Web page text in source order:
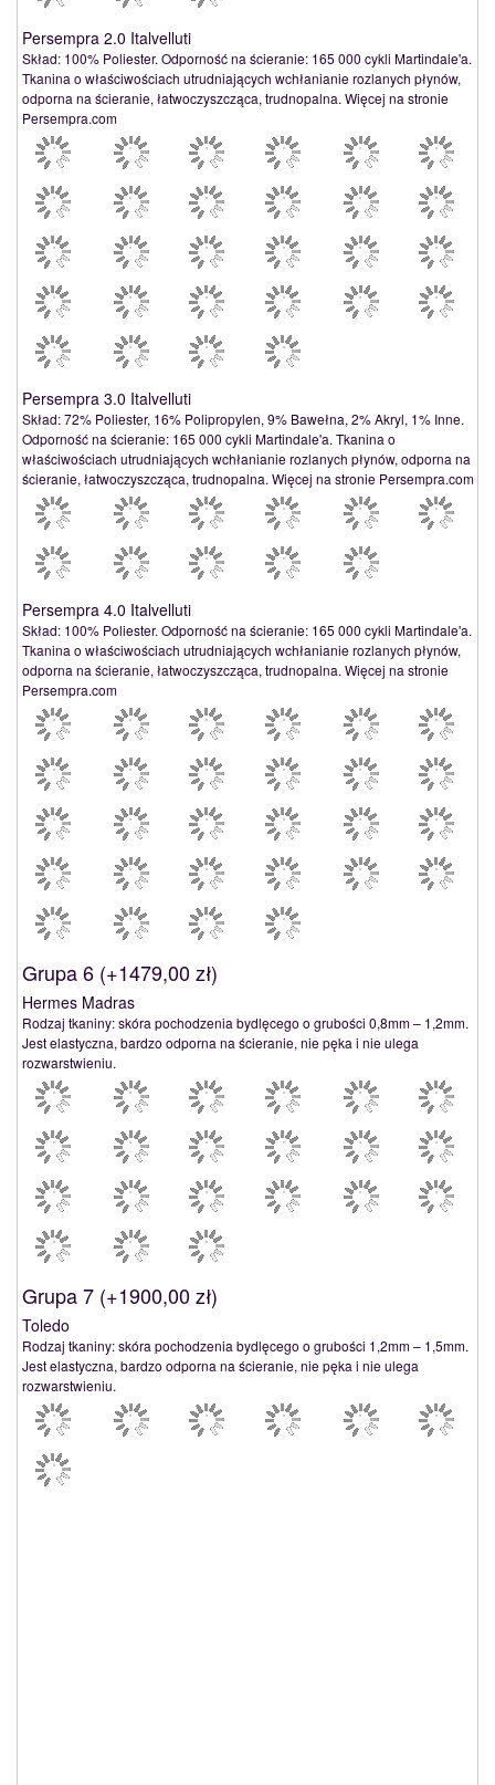
Persempra 2.0 Italvelluti
Skład: 100% Poliester. Odporność na ścieranie: 165 000 cykli Martindale'a.
Tkanina o właściwościach utrudniających wchłanianie rozlanych płynów,
odporna na ścieranie, łatwoczyszcząca, trudnopalna. Więcej na stronie
Persempra.com
Persempra 3.0 Italvelluti
Skład: 72% Poliester, 16% Polipropylen, 9% Bawełna, 2% Akryl, 1% Inne.
Odporność na ścieranie: 165 000 cykli Martindale'a. Tkanina o
właściwościach utrudniających wchłanianie rozlanych płynów, odporna na
ścieranie, łatwoczyszcząca, trudnopalna. Więcej na stronie Persempra.com
Persempra 4.0 Italvelluti
Skład: 100% Poliester. Odporność na ścieranie: 165 000 cykli Martindale'a.
Tkanina o właściwościach utrudniających wchłanianie rozlanych płynów,
odporna na ścieranie, łatwoczyszcząca, trudnopalna. Więcej na stronie
Persempra.com
Grupa 6 (+1479,00 zł)
Hermes Madras
Rodzaj tkaniny: skóra pochodzenia bydlęcego o grubości 0,8mm – 1,2mm.
Jest elastyczna, bardzo odporna na ścieranie, nie pęka i nie ulega
rozwarstwieniu.
Grupa 7 (+1900,00 zł)
Toledo
Rodzaj tkaniny: skóra pochodzenia bydlęcego o grubości 1,2mm – 1,5mm.
Jest elastyczna, bardzo odporna na ścieranie, nie pęka i nie ulega
rozwarstwieniu.